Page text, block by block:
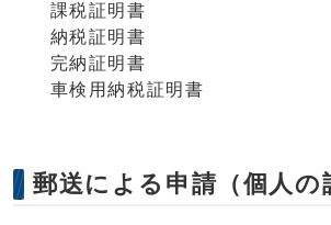
課税証明書
納税証明書
完納証明書
車検用納税証明書
郵送による申請（個人の